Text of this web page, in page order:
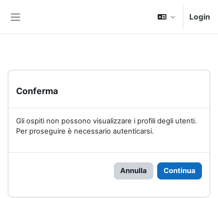
Login
Conferma
Gli ospiti non possono visualizzare i profili degli utenti.
Per proseguire è necessario autenticarsi.
Annulla Continua